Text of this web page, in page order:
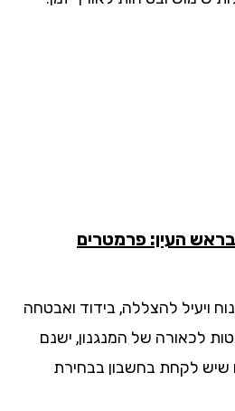
העין: פרמטרים
להצללה, בידוד ואבטחה
של המנגנון, ישנם
בחשבון בבחירת